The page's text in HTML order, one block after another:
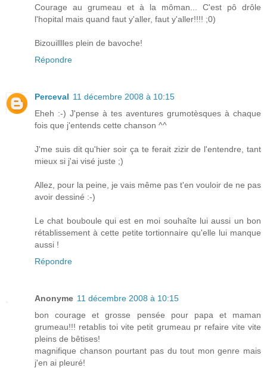
Courage au grumeau et à la môman... C'est pô drôle
l'hopital mais quand faut y'aller, faut y'aller!!!! ;0)
Bizouilllles plein de bavoche!
Répondre
Perceval 11 décembre 2008 à 10:15
Eheh :-) J'pense à tes aventures grumotèsques à chaque
fois que j'entends cette chanson ^^
J'me suis dit qu'hier soir ça te ferait zizir de l'entendre, tant
mieux si j'ai visé juste ;)
Allez, pour la peine, je vais même pas t'en vouloir de ne pas
avoir dessiné :-)
Le chat bouboule qui est en moi souhaîte lui aussi un bon
rétablissement à cette petite tortionnaire qu'elle lui manque
aussi !
Répondre
Anonyme 11 décembre 2008 à 10:15
bon courage et grosse pensée pour papa et maman
grumeau!!! retablis toi vite petit grumeau pr refaire vite vite
pleins de bêtises!
magnifique chanson pourtant pas du tout mon genre mais
j'en ai pleuré!